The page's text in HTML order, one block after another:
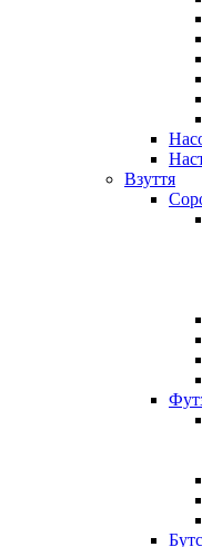
Взуття